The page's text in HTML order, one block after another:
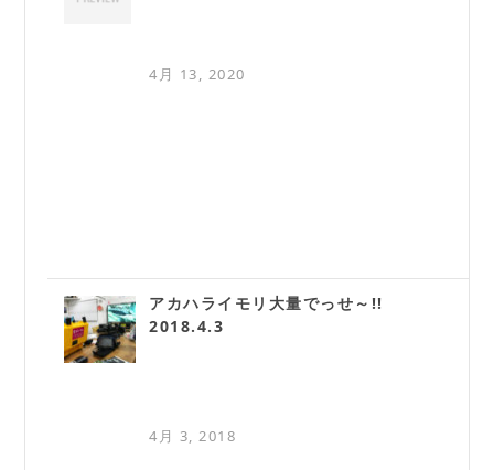
4月 13, 2020
アカハライモリ大量でっせ～!!
2018.4.3
4月 3, 2018